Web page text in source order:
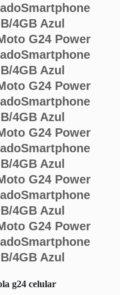
Smartphone
4GB Azul
G24 Power
Smartphone
4GB Azul
G24 Power
Smartphone
4GB Azul
G24 Power
Smartphone
4GB Azul
G24 Power
Smartphone
4GB Azul
G24 Power
Smartphone
4GB Azul